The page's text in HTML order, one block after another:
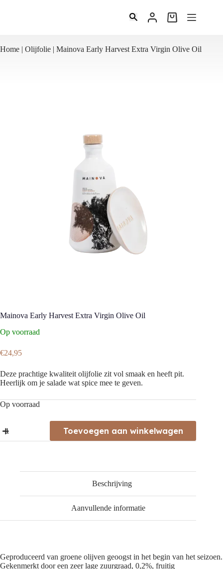
Winkelwagen
Home | Olijfolie | Mainova Early Harvest Extra Virgin Olive Oil
Mainova Early Harvest Extra Virgin Olive Oil
Op voorraad
€24,95
Deze prachtige kwaliteit olijfolie zit vol smaak en heeft pit.
Heerlijk om je salade wat spice mee te geven.
Op voorraad
Early
Harvest
Toevoegen aan winkelwagen
Beschrijving
Aanvullende informatie
Geproduceerd van groene olijven geoogst in het begin van het seizoen.
Gekenmerkt door een zeer lage zuurgraad, 0,2%, fruitig